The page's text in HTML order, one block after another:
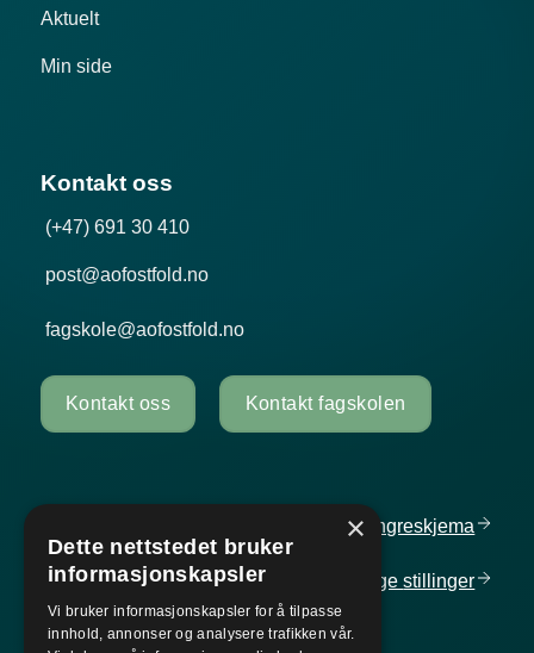
Aktuelt
Min side
Kontakt oss
(+47) 691 30 410
post@aofostfold.no
fagskole@aofostfold.no
Kontakt oss Kontakt fagskolen
Personvern og informasjonskapsler Angreskjema
Cancellationform Ledigestillinger
×
Dette nettstedet bruker
informasjonskapsler
Vi bruker informasjonskapsler for å tilpasse
innhold, annonser og analysere trafikken vår.